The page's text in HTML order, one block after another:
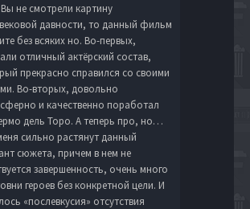
не смотрели картину
давности, то данный фильм
без всяких но. Во-первых,
отличный актёрский состав,
прекрасно справился со своими
Во-вторых, довольно
и качественно поработал
дель Торо. А теперь про, но…
сильно растянут данный
сюжета, причем в нем не
завершенность, очень много
героев без конкретной цели. И
«послевкусия» отсутствия